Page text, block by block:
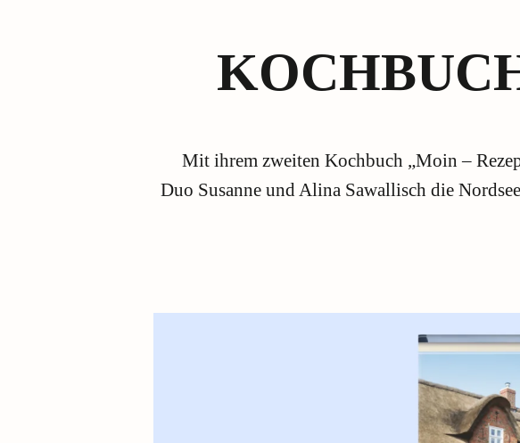
Mit ihrem zweiten Kochbuch „Moin –
Duo Susanne und Alina Sawallisch die